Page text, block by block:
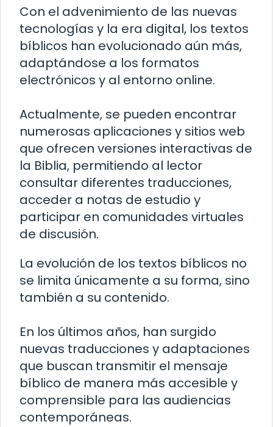
Con el advenimiento de las nuevas
tecnologías y la era digital, los textos
bíblicos han evolucionado aún más,
adaptándose a los formatos
electrónicos y al entorno online.
Actualmente, se pueden encontrar
numerosas aplicaciones y sitios web
que ofrecen versiones interactivas de
la Biblia, permitiendo al lector
consultar diferentes traducciones,
acceder a notas de estudio y
participar en comunidades virtuales
de discusión.
La evolución de los textos bíblicos no
se limita únicamente a su forma, sino
también a su contenido.
En los últimos años, han surgido
nuevas traducciones y adaptaciones
que buscan transmitir el mensaje
bíblico de manera más accesible y
comprensible para las audiencias
contemporáneas.